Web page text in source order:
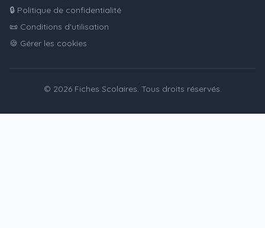
🔒 Politique de confidentialité
📜 Conditions d'utilisation
🍪 Gérer les cookies
© 2026 Fiches Scolaires. Tous droits réservés.